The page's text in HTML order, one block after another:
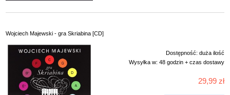
Wojciech Majewski - gra Skriabina [CD]
Dostępność: duża ilość
Wysyłka w: 48 godzin + czas dostawy
29,99 zł